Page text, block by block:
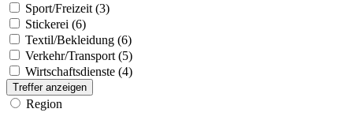
Sport/Freizeit (3)
Stickerei (6)
Textil/Bekleidung (6)
Verkehr/Transport (5)
Wirtschaftsdienste (4)
Treffer anzeigen
Region